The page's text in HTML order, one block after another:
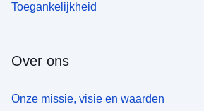
Toegankelijkheid
Over ons
Onze missie, visie en waarden